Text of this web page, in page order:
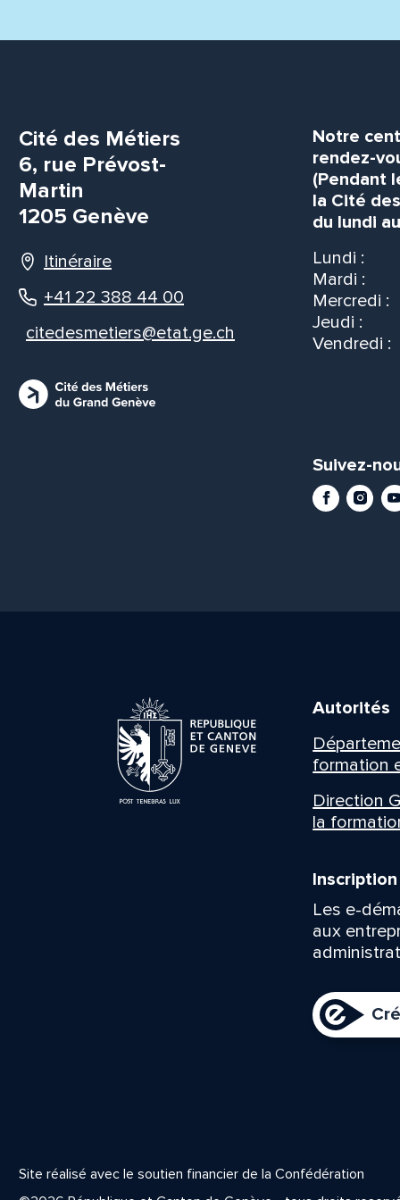
Cité des Métiers
6, rue Prévost-
Martin
1205 Genève
Itinéraire
+41 22 388 44 00
citedesmetiers@etat.ge.ch
Notre
rendez-
(Pendant
la Cité
du lundi
Lundi :
Mardi :
Mercredi :
Jeudi :
Vendredi :
Suivez-
Facebook
Autorités
formation
Direction
la
Les e-
aux
Site réalisé avec le soutien financier de la Confédération